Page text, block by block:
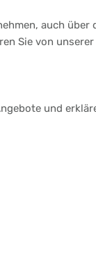
auch über
Sie von
und